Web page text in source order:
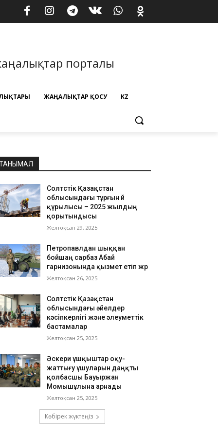
порталы
ЖАҢАЛЫҚТАР ҚОСУ KZ
Солтүстік Қазақстан
облысындағы тұрғын үй
құрылысы – 2025 жылдың
қорытындысы
Желтоқсан 29, 2025
Петропавлдан шыққан
бойшаң сарбаз Абай
гарнизонында қызмет етіп жүр
Желтоқсан 26, 2025
Солтүстік Қазақстан
облысындағы әйелдер
кәсіпкерлігі және әлеуметтік
бастамалар
Желтоқсан 25, 2025
Әскери ұшқыштар оқу-
жаттығу ұшуларын даңқты
қолбасшы Бауыржан
Момышұлына арнады
Желтоқсан 25, 2025
Көбірек жүктеңіз